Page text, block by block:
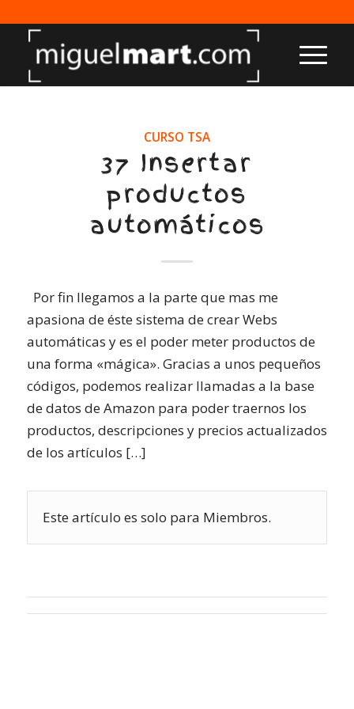
CURSO TSA
37 Insertar
productos
automáticos
Por fin llegamos a la parte que mas me
apasiona de éste sistema de crear Webs
automáticas y es el poder meter productos de
una forma «mágica». Gracias a unos pequeños
códigos, podemos realizar llamadas a la base
de datos de Amazon para poder traernos los
productos, descripciones y precios actualizados
de los artículos […]
Este artículo es solo para Miembros.